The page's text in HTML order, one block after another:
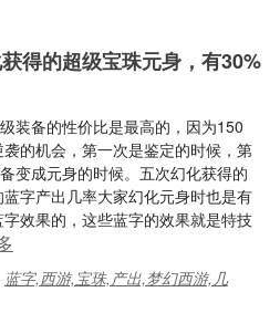
得的超级宝珠元身，有30%
装备的性价比是最高的，因为150
的机会，第一次是鉴定的时候，第
变成元身的时候。五次幻化获得的
字产出几率大家幻化元身时也是有
效果的，这些蓝字的效果就是特技
蓝字,西游,宝珠,产出,梦幻西游,几